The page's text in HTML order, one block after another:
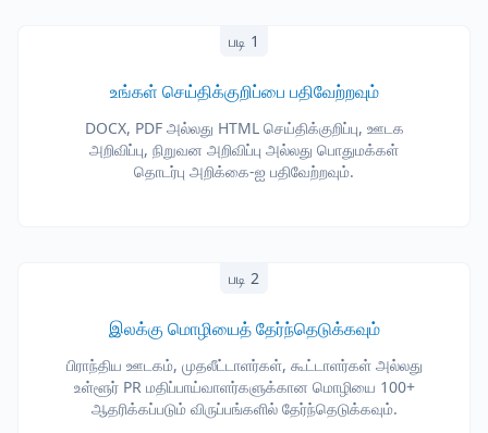
படி 1
உங்கள் செய்திக்குறிப்பை பதிவேற்றவும்
DOCX, PDF அல்லது HTML செய்திக்குறிப்பு, ஊடக
அறிவிப்பு, நிறுவன அறிவிப்பு அல்லது பொதுமக்கள்
தொடர்பு அறிக்கை-ஐ பதிவேற்றவும்.
படி 2
இலக்கு மொழியைத் தேர்ந்தெடுக்கவும்
பிராந்திய ஊடகம், முதலீட்டாளர்கள், கூட்டாளர்கள் அல்லது
உள்ளூர் PR மதிப்பாய்வாளர்களுக்கான மொழியை 100+
ஆதரிக்கப்படும் விருப்பங்களில் தேர்ந்தெடுக்கவும்.